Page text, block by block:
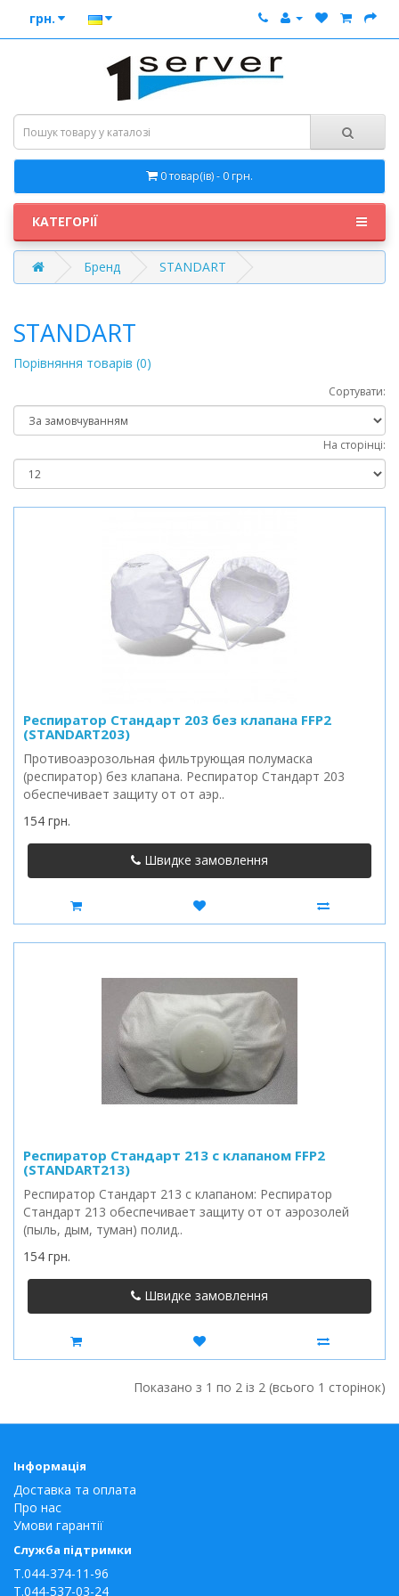
грн.
0 товар(ів) - 0 грн.
КАТЕГОРІЇ
Бренд STANDART
STANDART
Порівняння товарів (0)
Сортувати:
На сторінці:
Респиратор Стандарт 203 без клапана FFP2
(STANDART203)
Противоаэрозольная фильтрующая полумаска
(респиратор) без клапана. Респиратор Стандарт 203
обеспечивает защиту от от аэр..
154 грн.
Швидке замовлення
Респиратор Стандарт 213 с клапаном FFP2
(STANDART213)
Респиратор Стандарт 213 с клапаном: Респиратор
Стандарт 213 обеспечивает защиту от от аэрозолей
(пыль, дым, туман) полид..
154 грн.
Швидке замовлення
Показано з 1 по 2 із 2 (всього 1 сторінок)
Інформація
Доставка та оплата
Про нас
Умови гарантії
Служба підтримки
T.044-374-11-96
T.044-537-03-24